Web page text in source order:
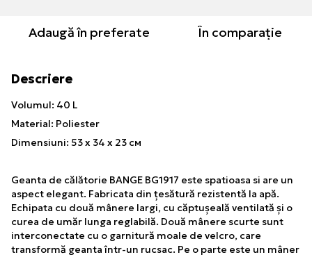
Adaugă în preferate În comparație
Descriere
Volumul: 40 L
Material: Poliester
Dimensiuni: 53 x 34 x 23 см
Geanta de călătorie BANGE BG1917 este spatioasa si are un
aspect elegant. Fabricata din țesătură rezistentă la apă.
Echipata cu două mânere largi, cu căptușeală ventilată și o
curea de umăr lunga reglabilă. Două mânere scurte sunt
interconectate cu o garnitură moale de velcro, care
transformă geanta într-un rucsac. Pe o parte este un mâner